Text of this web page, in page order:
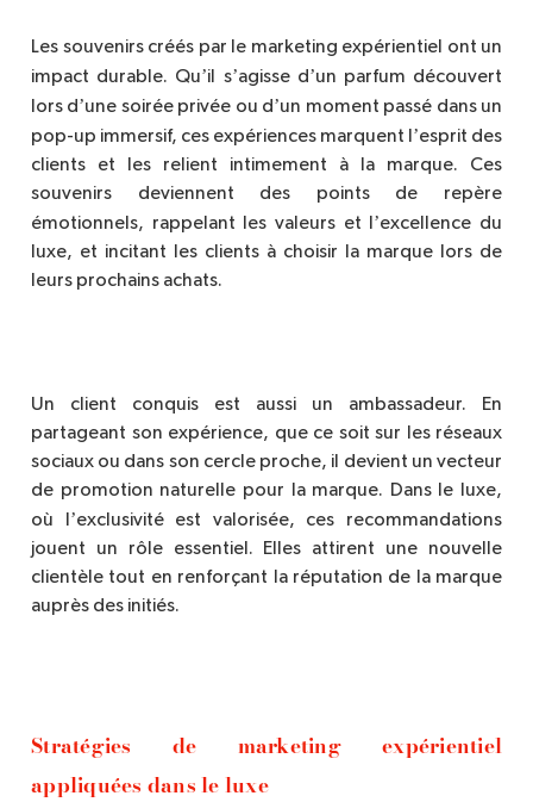
Les souvenirs créés par le marketing expérientiel ont un
impact durable. Qu’il s’agisse d’un parfum découvert
lors d’une soirée privée ou d’un moment passé dans un
pop-up immersif, ces expériences marquent l ’esprit des
clients et les relient intimement à la marque. Ces
souvenirs deviennent des points de repère
émotionnels, rappelant les valeurs et l ’excellence du
luxe, et incitant les clients à choisir la marque lors de
leurs prochains achats.
Un client conquis est aussi un ambassadeur. En
partageant son expérience, que ce soit sur les réseaux
sociaux ou dans son cercle proche, il devient un vecteur
de promotion naturelle pour la marque. Dans le luxe,
où ’exclusivité est valorisée, ces recommandations
jouent un rôle essentiel. Elles attirent une nouvelle
clientè le tout en renforçant la réputation de la marque
auprès des initiés.
Stratégies de marketing expérientiel
appliquées dans le luxe